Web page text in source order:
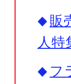
販
人特
フ